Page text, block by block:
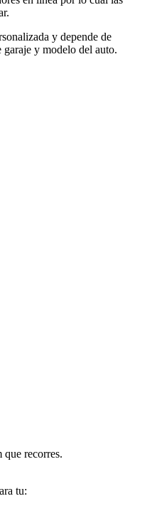
y depende de
garaje y modelo del auto.
que recorres.
tu: